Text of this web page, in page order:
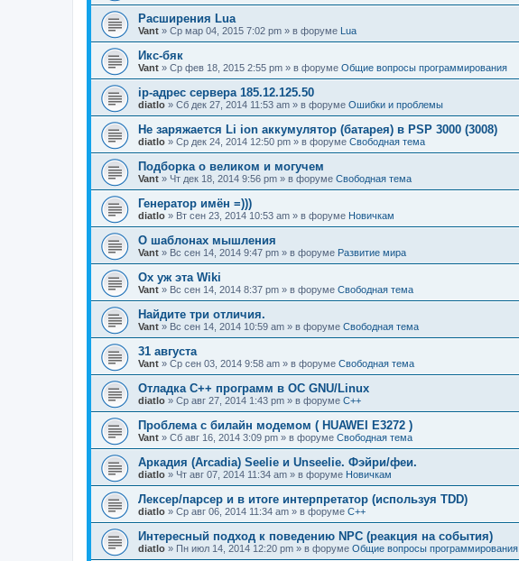
Расширения Lua
Vant » Ср мар 04, 2015 7:02 pm » в форуме Lua
Икс-бяк
Vant » Ср фев 18, 2015 2:55 pm » в форуме Общие вопросы программирования
ip-адрес сервера 185.12.125.50
diatlo » Сб дек 27, 2014 11:53 am » в форуме Ошибки и проблемы
Не заряжается Li ion аккумулятор (батарея) в PSP 3000 (3008)
diatlo » Ср дек 24, 2014 12:50 pm » в форуме Свободная тема
Подборка о великом и могучем
Vant » Чт дек 18, 2014 9:56 pm » в форуме Свободная тема
Генератор имён =)))
diatlo » Вт сен 23, 2014 10:53 am » в форуме Новичкам
О шаблонах мышления
Vant » Вс сен 14, 2014 9:47 pm » в форуме Развитие мира
Ох уж эта Wiki
Vant » Вс сен 14, 2014 8:37 pm » в форуме Свободная тема
Найдите три отличия.
Vant » Вс сен 14, 2014 10:59 am » в форуме Свободная тема
31 августа
Vant » Ср сен 03, 2014 9:58 am » в форуме Свободная тема
Отладка C++ программ в ОС GNU/Linux
diatlo » Ср авг 27, 2014 1:43 pm » в форуме C++
Проблема с билайн модемом ( HUAWEI E3272 )
Vant » Сб авг 16, 2014 3:09 pm » в форуме Свободная тема
Аркадия (Arcadia) Seelie и Unseelie. Фэйри/феи.
diatlo » Чт авг 07, 2014 11:34 am » в форуме Новичкам
Лексер/парсер и в итоге интерпретатор (используя TDD)
diatlo » Ср авг 06, 2014 11:34 am » в форуме C++
Интересный подход к поведению NPC (реакция на события)
diatlo » Пн июл 14, 2014 12:20 pm » в форуме Общие вопросы программирования